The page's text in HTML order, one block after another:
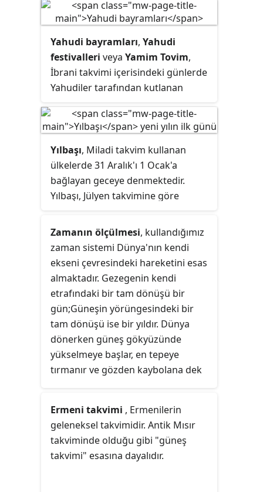
Hindistan, kuzeydoğuda Çin,
doğuda Laos, güneydoğuda
Tayland ile komşudur. Güney ve
güneybatıda Andaman Denizi ve
Bengal Körfezi'ne kıyısı vardır.
Myanmar Güneydoğu Asya
genelinde ise 10. büyük ülkedir.
2017 verilerine göre nüfusu 54
milyondur. Başkenti Nepido, en
büyük şehri Yangon'dur.
Yahudi bayramları, Yahudi
festivalleri veya Yamim Tovim,
İbrani takvimi içerisindeki günlerde
Yahudiler tarafından kutlanan
ve ulusal kaynakların unsurları
içerirler: Tanah'takiMitsva,
hahamlar, Yahudi ve İsrail tarihi.
Yılbaşı, Miladi takvim kullanan
ülkelerde 31 Aralık'ı 1 Ocak'a
bağlayan geceye denmektedir.
Yılbaşı, Jülyen takvimine göre
ayının da adının verildiği geçit ve
başlangıç tanrısı Janus'a adanmıştı.
Hristiyan aleminin Miladi
takviminde bir tarih olarak, hâlen
Anglikan ve Lutheran kiliselerinde
İsa'nın Adlandırma ve Sünnet
Bayramı olarak törenlerle kutlanır.
Zamanın ölçülmesi, kullandığımız
zaman sistemi Dünya'nın kendi
ekseni çevresindeki hareketini esas
almaktadır. Gezegenin kendi
etrafındaki bir tam dönüşü bir
gün;Güneşin yörüngesindeki bir
tam dönüşü ise bir yıldır. Dünya
dönerken güneş gökyüzünde
yükselmeye başlar, en tepeye
tırmanır ve gözden kaybolana dek
Ermeni takvimi , Ermenilerin
geleneksel takvimidir. Antik Mısır
takviminde olduğu gibi "güneş
takvimi" esasına dayalıdır.